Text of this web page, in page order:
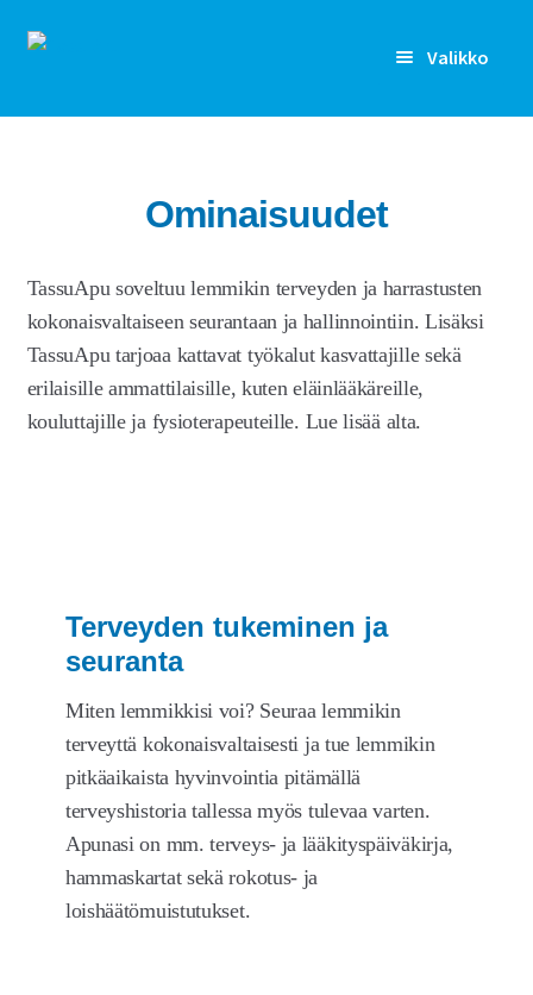
Siirry
Siirry
Valikko
Rekisteröidy
Kenelle
Ominaisuudet
Terveyden seuranta
Kasvattajan työkalut
Ammattilaisten ominaisuudet
Artikkelit
Hinnoittelu
Meistä
Kauppa
Ominaisuudet
TassuApu soveltuu lemmikin terveyden ja harrastusten
kokonaisvaltaiseen seurantaan ja hallinnointiin. Lisäksi
TassuApu tarjoaa kattavat työkalut kasvattajille sekä
erilaisille ammattilaisille, kuten eläinlääkäreille,
kouluttajille ja fysioterapeuteille. Lue lisää alta.
Terveyden tukeminen ja
seuranta
Miten lemmikkisi voi? Seuraa lemmikin
terveyttä kokonaisvaltaisesti ja tue lemmikin
pitkäaikaista hyvinvointia pitämällä
terveyshistoria tallessa myös tulevaa varten.
Apunasi on mm. terveys- ja lääkityspäiväkirja,
hammaskartat sekä rokotus- ja
loishäätömuistutukset.